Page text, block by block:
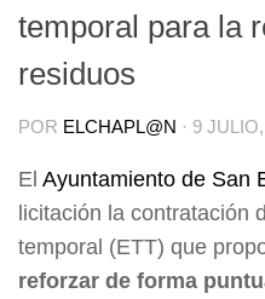
temporal para la
residuos
POR ELCHAPL@N · 9
El Ayuntamiento de San
licitación la contratación
temporal (ETT) que
reforzar de forma